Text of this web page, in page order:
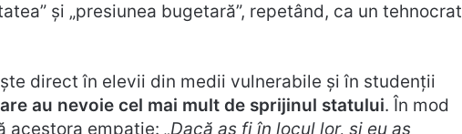
și „presiunea bugetară”, repetând, ca un tehnocrat
direct în elevii din medii vulnerabile și în studenții
au nevoie cel mai mult de sprijinul statului. În mod
acestora empatie: „Dacă aș fi în locul lor, și eu aș